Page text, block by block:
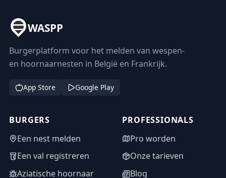
WASPP
Burgerplatform voor het melden van wespen-
en hoornaarnesten in België en Frankrijk.
App Store Google Play
BURGERS
Een nest melden
Een val registreren
Aziatische hoornaar
PROFESSIONALS
Pro worden
Onze tarieven
Blog